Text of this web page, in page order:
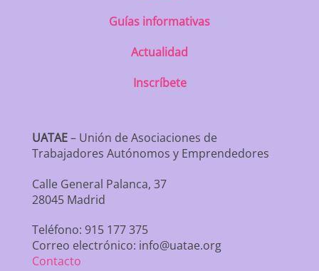
Guías informativas
Actualidad
Inscríbete
UATAE– Unión de Asociaciones de
Trabajadores Autónomos y Emprendedores
Calle General Palanca, 37
28045 Madrid
Teléfono: 915 177 375
Correo electrónico: info@uatae.org
Contacto